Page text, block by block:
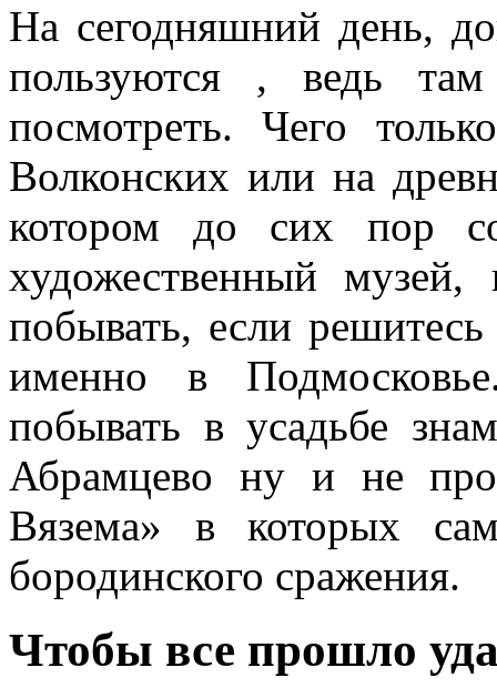
На сегодняшний день,
пользуются , ведь
посмотреть. Чего
Волконских или на
котором до сих пор
художественный
побывать, если
именно в
побывать в усадьбе
Абрамцево ну и не
Вязема» в которых
бородинского сражения.
Чтобы все прошло